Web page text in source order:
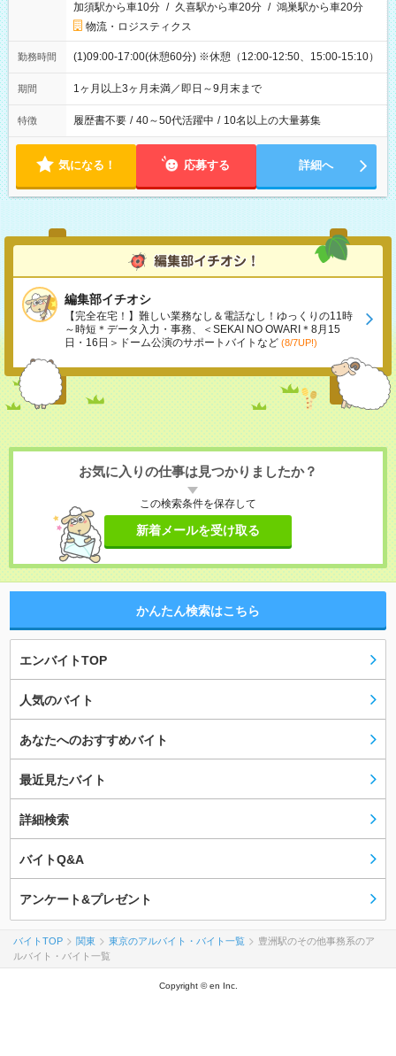
加須駅から車10分 / 久喜駅から車20分 / 鴻巣駅から車20分
物流・ロジスティクス
勤務時間 (1)09:00-17:00(休憩60分) ※休憩（12:00-12:50、15:00-15:10）
期間 1ヶ月以上3ヶ月未満／即日～9月末まで
特徴 履歴書不要 / 40～50代活躍中 / 10名以上の大量募集
気になる！ 応募する 詳細へ
編集部イチオシ
【完全在宅！】難しい業務なし＆電話なし！ゆっくりの11時
～時短＊データ入力・事務、＜SEKAI NO OWARI＊8月15
日・16日＞ドーム公演のサポートバイトなど (8/7UP!)
お気に入りの仕事は見つかりましたか？
この検索条件を保存して
新着メールを受け取る
かんたん検索はこちら
エンバイトTOP
人気のバイト
あなたへのおすすめバイト
最近見たバイト
詳細検索
バイトQ&A
アンケート&プレゼント
バイトTOP 関東 東京のアルバイト・バイト一覧
豊洲駅のその他事務系のア
ルバイト・バイト一覧
Copyright © en Inc.